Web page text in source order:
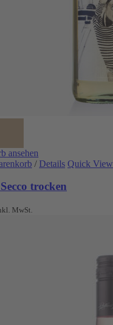
ansehen
/ Details Quick View
trocken
MwSt.